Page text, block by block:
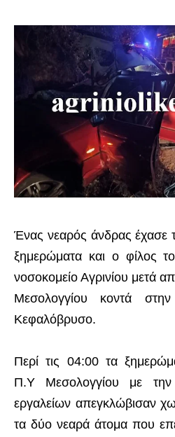
Ένας νεαρός άνδρας έχασε
ξημερώματα και ο φίλος
νοσοκομείο Αγρινίου μετά
Μεσολογγίου κοντά
Κεφαλόβρυσο.
Περί τις 04:00 τα
Π.Υ Μεσολογγίου με την
εργαλείων απεγκλώβισαν
τα δύο νεαρά άτομα που